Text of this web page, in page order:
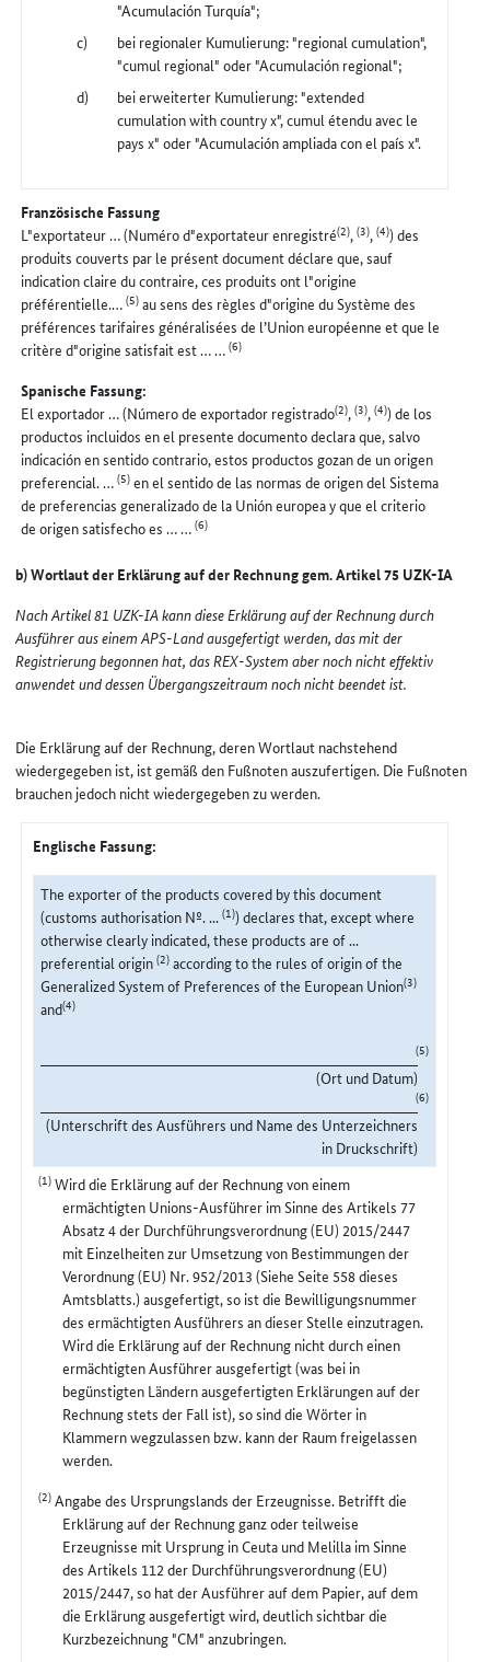
"Acumulación Turquía";
bei regionaler Kumulierung: "regional cumulation",
"cumul regional" oder "Acumulación regional";
bei erweiterter Kumulierung: "extended
cumulation with country x", cumul étendu avec le
pays x" oder "Acumulación ampliada con el país x".
Französische Fassung
L"exportateur … (Numéro d"exportateur enregistré(2),(3),(4)) des
produits couverts par le présent document déclare que, sauf
indication claire du contraire, ces produits ont l"origine
préférentielle.…(5)au sens des règles d"origine du Système des
préférences tarifaires généralisées de l’Union européenne et que le
critère d"origine satisfait est … …(6)
Spanische Fassung:
El exportador … (Número de exportador registrado(2),(3),(4)) de los
productos incluidos en el presente documento declara que, salvo
indicación en sentido contrario, estos productos gozan de un origen
preferencial. …(5)en el sentido de las normas de origen del Sistema
de preferencias generalizado de la Unión europea y que el criterio
de origen satisfecho es … …(6)
b) Wortlaut der Erklärung auf der Rechnung gem. Artikel 75 UZK-IA
Nach Artikel 81 UZK-IA kann diese Erklärung auf der Rechnung durch
Ausführer aus einem APS-Land ausgefertigt werden, das mit der
Registrierung begonnen hat, das REX-System aber noch nicht effektiv
anwendet und dessen Übergangszeitraum noch nicht beendet ist.
Die Erklärung auf der Rechnung, deren Wortlaut nachstehend
wiedergegeben ist, ist gemäß den Fußnoten auszufertigen. Die Fußnoten
brauchen jedoch nicht wiedergegeben zu werden.
Englische Fassung:
The exporter of the products covered by this document
(customs authorisation Nº. ...(1)) declares that, except where
otherwise clearly indicated, these products are of ...
preferential origin(2)according to the rules of origin of the
Generalized System of Preferences of the European Union(3)
and(4)
(5)
(Ort und Datum)
(6)
(Unterschrift des Ausführers und Name des Unterzeichners
in Druckschrift)
(1)Wird die Erklärung auf der Rechnung von einem
ermächtigten Unions-Ausführer im Sinne des Artikels 77
Absatz 4 der Durchführungsverordnung (EU) 2015/2447
mit Einzelheiten zur Umsetzung von Bestimmungen der
Verordnung (EU) Nr. 952/2013 (Siehe Seite 558 dieses
Amtsblatts.) ausgefertigt, so ist die Bewilligungsnummer
des ermächtigten Ausführers an dieser Stelle einzutragen.
Wird die Erklärung auf der Rechnung nicht durch einen
ermächtigten Ausführer ausgefertigt (was bei in
begünstigten Ländern ausgefertigten Erklärungen auf der
Rechnung stets der Fall ist), so sind die Wörter in
Klammern wegzulassen bzw. kann der Raum freigelassen
werden.
(2)Angabe des Ursprungslands der Erzeugnisse. Betrifft die
Erklärung auf der Rechnung ganz oder teilweise
Erzeugnisse mit Ursprung in Ceuta und Melilla im Sinne
des Artikels 112 der Durchführungsverordnung (EU)
2015/2447, so hat der Ausführer auf dem Papier, auf dem
die Erklärung ausgefertigt wird, deutlich sichtbar die
Kurzbezeichnung "CM" anzubringen.